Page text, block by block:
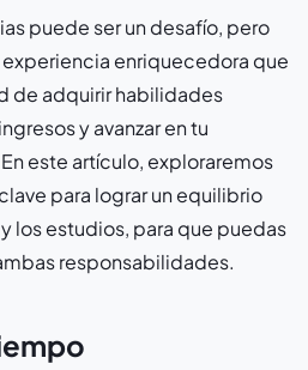
puede ser un desafío, pero
enriquecedora que
de adquirir habilidades
y avanzar en tu
este artículo, exploraremos
para lograr un equilibrio
los estudios, para que puedas
responsabilidades.